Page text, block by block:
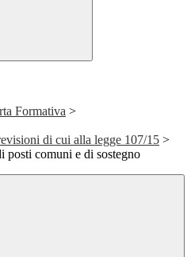
Formativa >
di cui alla legge 107/15 >
posti comuni e di sostegno